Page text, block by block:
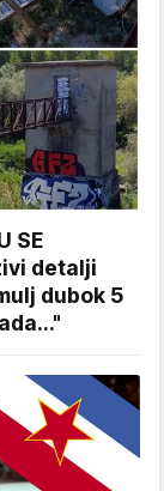
SE
detalji
dubok 5